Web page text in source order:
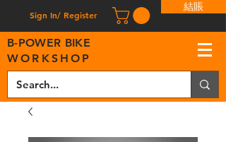
Sign In/ Register
結賬
B-POWER BIKE
WORKSHOP